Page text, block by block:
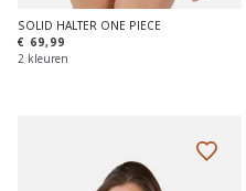
SOLID HALTER ONE PIECE
€ 69,99
2 kleuren